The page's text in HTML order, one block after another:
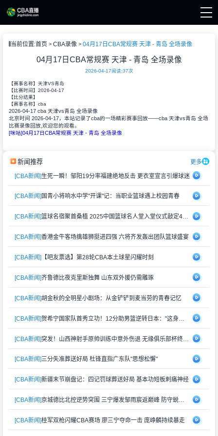
播
当前位置:首页 CBA录像 04月17日CBA常规赛 天津 - 青岛 全场录像
04月17日CBA常规赛 天津 - 青岛 全场录像
2026-04-17阅读:37次
【赛事名称】 天津VS青岛
【比赛时间】 2026-04-17
【比分结果】
【赛事名称】 cba
2026-04-17 cba 天津vs青岛 全场录像
北京时间 2026-04-17，本站记录了cba的一场精彩赛事回放——cba 天津vs青岛 全场
比赛录像回放,欢迎您的观看。
[咪咕]04月17日CBA常规赛 天津 - 青岛 全场录像
新闻推荐 更多
[CBA新闻]生死一瞬！邹阳19分率福建绝地反击 更衣室宣言引爆球迷
[CBA新闻] 国青小将响水中学"开课"记：当职业篮球遇上校园青春
[CBA新闻] 篮球名宿聚首桑植 2025中国篮球名人堂入堂仪式敲定4月举办
[CBA新闻]香港金牛客场擒雄狮挺进四强 六将齐发轰出团队篮球盛宴
[CBA新闻] 【吧友票选】第28轮CBA本土球星闪耀时刻
[CBA新闻]齐鲁德比夜克里斯独舞 山东双外援仍需雕琢
[CBA新闻]胡金秋的全明星小剧场：从金铲铲到麦当劳的青春记忆
[CBA新闻]
[CBA新闻] 突发！山西神射手原帅训练中意外伤退 无缘俱乐部杯终极对决
[CBA新闻]三分失准葬送好局 杜锋直指广东队"思想松懈"
[CBA新闻]新疆末节崩盘记：四记罚球葬送好局 基本功短板刺痛神经
[CBA新闻] 京城德比北控逆势突围 三宁爆发邹雨宸返巅峰 防守蜕变成关键
[CBA新闻]桂军双枪闪耀CBA赛场 廖三宁夺命一击 庞峥麟持续暴走